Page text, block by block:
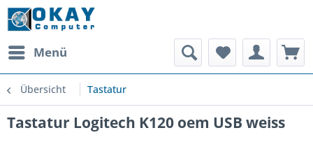
Menü
Übersicht Tastatur
Tastatur Logitech K120 oem USB weiss